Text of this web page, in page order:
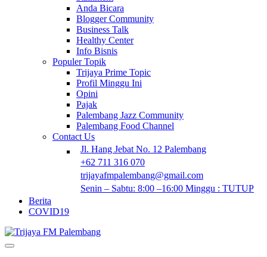
Anda Bicara
Blogger Community
Business Talk
Healthy Center
Info Bisnis
Populer Topik
Trijaya Prime Topic
Profil Minggu Ini
Opini
Pajak
Palembang Jazz Community
Palembang Food Channel
Contact Us
Jl. Hang Jebat No. 12 Palembang
+62 711 316 070
trijayafmpalembang@gmail.com
Senin – Sabtu: 8:00 –16:00 Minggu : TUTUP
Berita
COVID19